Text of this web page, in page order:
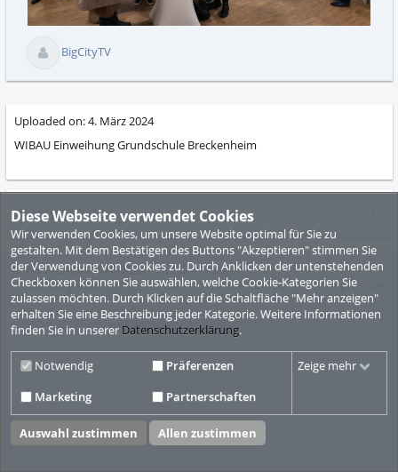
Diese Webseite verwendet Cookies
Wir verwenden Cookies, um unsere Website optimal für Sie zu
gestalten. Mit dem Bestätigen des Buttons "Akzeptieren" stimmen Sie
der Verwendung von Cookies zu. Durch Anklicken der untenstehenden
Checkboxen können Sie auswählen, welche Cookie-Kategorien Sie
zulassen möchten. Durch Klicken auf die Schaltfläche "Mehr anzeigen"
erhalten Sie eine Beschreibung jeder Kategorie. Weitere Informationen
finden Sie in unserer Datenschutzerklärung.
Notwendig
Präferenzen
Marketing
Partnerschaften
Zeige mehr
Auswahl zustimmen Allen zustimmen
BigCityTV
Uploaded on:4. März 2024
WIBAU Einweihung Grundschule Breckenheim
Related Media
© ViMP GmbH 2010-2026
Desktop Version
Nutzungsbedingungen
Datenschutzbestimmungen Impressum
Video CMS powered by ViMP (Ultimate)© 2010-2026